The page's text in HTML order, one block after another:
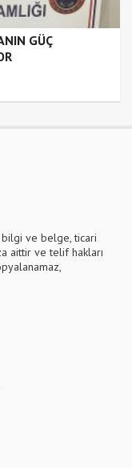
GÜÇ
bilgi ve belge, ticari
aittir ve telif hakları